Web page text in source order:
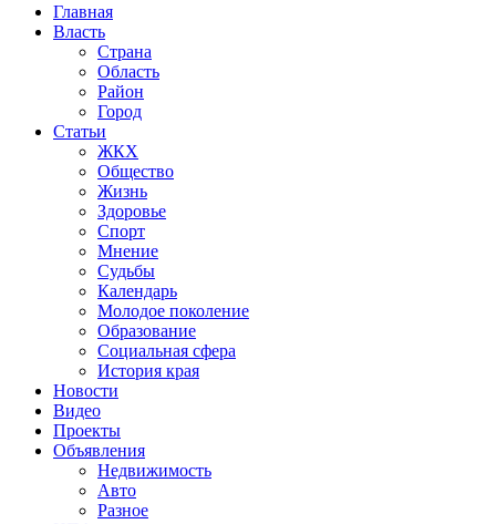
Главная
Власть
Страна
Область
Район
Город
Статьи
ЖКХ
Общество
Жизнь
Здоровье
Спорт
Мнение
Судьбы
Календарь
Молодое поколение
Образование
Социальная сфера
История края
Новости
Видео
Проекты
Объявления
Недвижимость
Авто
Разное